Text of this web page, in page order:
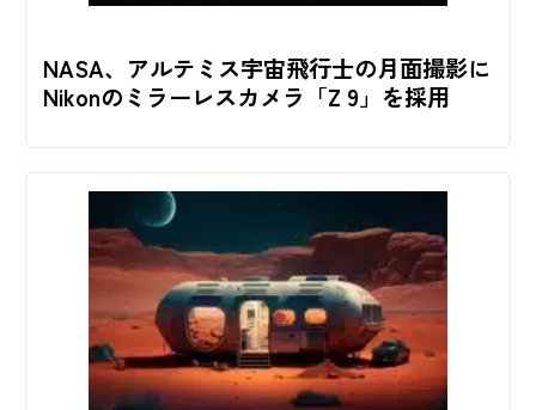
NASA、アルテミス宇宙飛行士の月面撮影に
Nikonのミラーレスカメラ「Z 9」を採用